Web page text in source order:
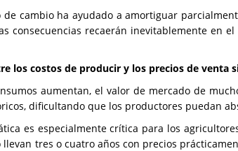
cambio ha ayudado a amortiguar
consecuencias recaerán inevitablemente en
los costos de producir y los precios de venta
aumentan, el valor de mercado de
dificultando que los productores puedan
es especialmente crítica para los
llevan tres o cuatro años con precios